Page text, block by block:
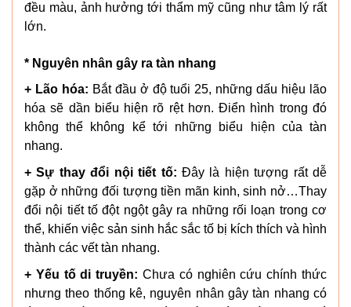
đều màu, ảnh hưởng tới thẩm mỹ cũng như tâm lý rất
lớn.
* Nguyên nhân gây ra tàn nhang
+ Lão hóa: Bắt đầu ở độ tuổi 25, những dấu hiệu lão
hóa sẽ dần biểu hiện rõ rệt hơn. Điển hình trong đó
không thể không kể tới những biểu hiện của tàn
nhang.
+ Sự thay đổi nội tiết tố: Đây là hiện tượng rất dễ
gặp ở những đối tượng tiền mãn kinh, sinh nở…Thay
đổi nội tiết tố đột ngột gây ra những rối loạn trong cơ
thể, khiến việc sản sinh hắc sắc tố bị kích thích và hình
thành các vết tàn nhang.
+ Yếu tố di truyền: Chưa có nghiên cứu chính thức
nhưng theo thống kê, nguyên nhân gây tàn nhang có